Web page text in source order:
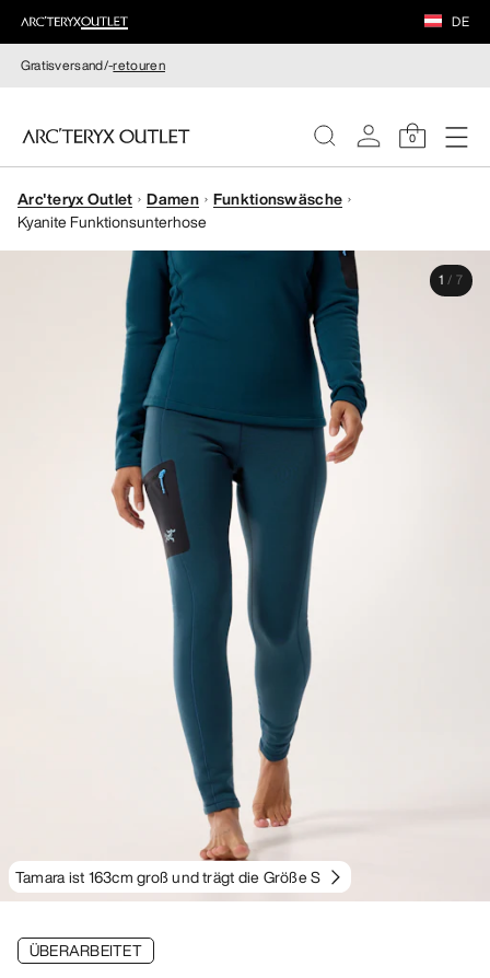
DE
Gratisversand/-retouren
0
DAMEN
Arc'teryx Outlet Damen
Funktionswäsche
Kyanite Funktionsunterhose
Tamara ist 163cm groß und trägt die Größe S
1 / 7
ÜBERARBEITET